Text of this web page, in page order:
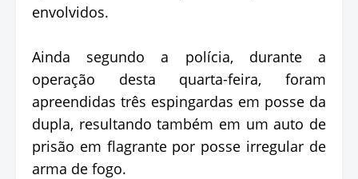
envolvidos.
Ainda segundo a polícia, durante a
operação desta quarta-feira, foram
apreendidas três espingardas em posse da
dupla, resultando também em um auto de
prisão em flagrante por posse irregular de
arma de fogo.